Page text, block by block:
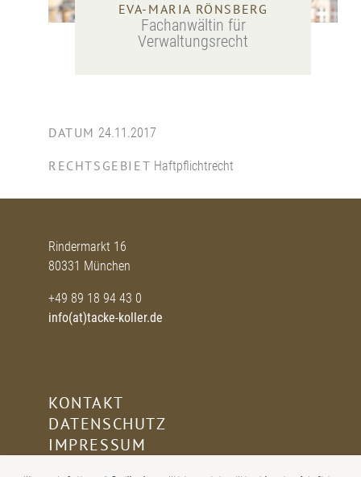
EVA-MARIA RÖNSBERG
Fachanwältin für
Verwaltungsrecht
DATUM 24.11.2017
RECHTSGEBIET Haftpflichtrecht
Rindermarkt 16
80331 München
+49 89 18 94 43 0
info(at)tacke-koller.de
KONTAKT
DATENSCHUTZ
IMPRESSUM